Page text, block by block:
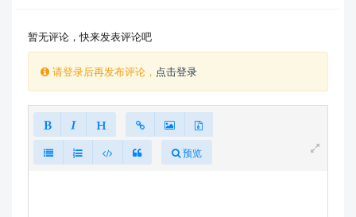
暂无评论，快来发表评论吧
请登录后再发布评论， 点击登录
预览